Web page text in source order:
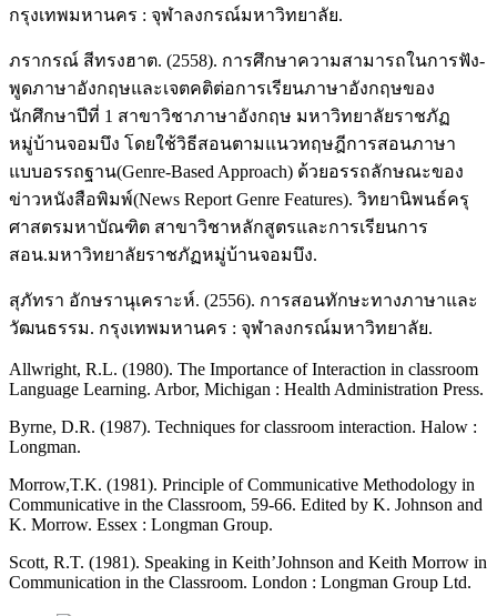
กรุงเทพมหานคร : จุฬาลงกรณ์มหาวิทยาลัย.
ภรากรณ์ สีทรงฮาต. (2558). การศึกษาความสามารถในการฟัง-
พูดภาษาอังกฤษและเจตคติต่อการเรียนภาษาอังกฤษของ
นักศึกษาปีที่ 1 สาขาวิชาภาษาอังกฤษ มหาวิทยาลัยราชภัฏ
หมู่บ้านจอมบึง โดยใช้วิธีสอนตามแนวทฤษฎีการสอนภาษา
แบบอรรถฐาน(Genre-Based Approach) ด้วยอรรถลักษณะของ
ข่าวหนังสือพิมพ์(News Report Genre Features). วิทยานิพนธ์ครุ
ศาสตรมหาบัณฑิต สาขาวิชาหลักสูตรและการเรียนการ
สอน.มหาวิทยาลัยราชภัฏหมู่บ้านจอมบึง.
สุภัทรา อักษรานุเคราะห์. (2556). การสอนทักษะทางภาษาและ
วัฒนธรรม. กรุงเทพมหานคร : จุฬาลงกรณ์มหาวิทยาลัย.
Allwright, R.L. (1980). The Importance of Interaction in classroom
Language Learning. Arbor, Michigan : Health Administration Press.
Byrne, D.R. (1987). Techniques for classroom interaction. Halow :
Longman.
Morrow,T.K. (1981). Principle of Communicative Methodology in
Communicative in the Classroom, 59-66. Edited by K. Johnson and
K. Morrow. Essex : Longman Group.
Scott, R.T. (1981). Speaking in Keith’Johnson and Keith Morrow in
Communication in the Classroom. London : Longman Group Ltd.